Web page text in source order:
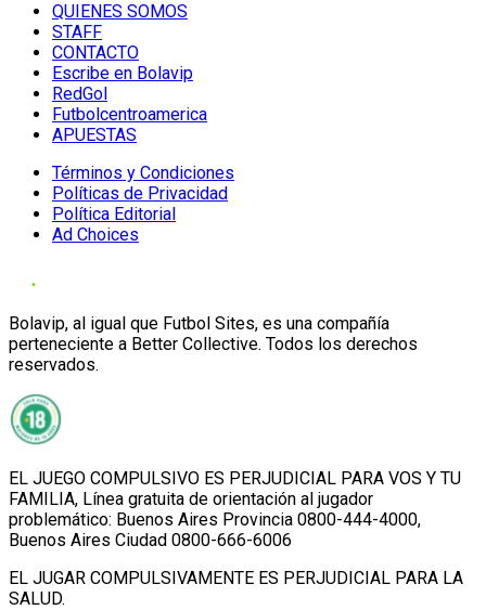
QUIENES SOMOS
STAFF
CONTACTO
Escribe en Bolavip
RedGol
Futbolcentroamerica
APUESTAS
Términos y Condiciones
Políticas de Privacidad
Política Editorial
Ad Choices
Bolavip, al igual que Futbol Sites, es una compañía
perteneciente a Better Collective. Todos los derechos
reservados.
EL JUEGO COMPULSIVO ES PERJUDICIAL PARA VOS Y TU
FAMILIA, Línea gratuita de orientación al jugador
problemático: Buenos Aires Provincia 0800-444-4000,
Buenos Aires Ciudad 0800-666-6006
EL JUGAR COMPULSIVAMENTE ES PERJUDICIAL PARA LA
SALUD.